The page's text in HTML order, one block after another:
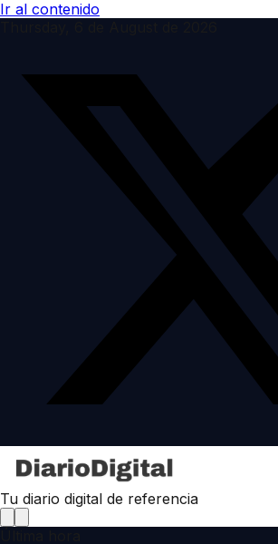
Ir al contenido
Tu diario digital de referencia